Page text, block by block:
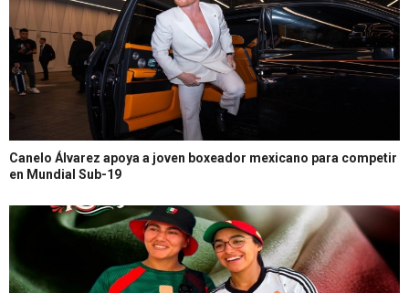
Canelo Álvarez apoya a joven boxeador mexicano para competir
en Mundial Sub-19